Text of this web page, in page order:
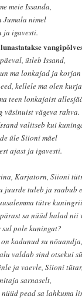
meie Issanda,
Jumala nimel
ja igavesti.
ütleb Issand,
ma lonkajad ja
kellele ma olen
teen lonkajaist
väsinuist vägeva rahva.
valitseb kui
üle Siioni mäel
ajast ja igavesti.
Karjatorn, Siioni
juurde tuleb ja saabub
tütre
sa nüüd halad nii
sul pole kuningat?
kadunud su nõuandja,
valdab sind otsekui
ja vaevle, Siioni tütar,
sarnaselt,
nüüd pead sa lahkuma